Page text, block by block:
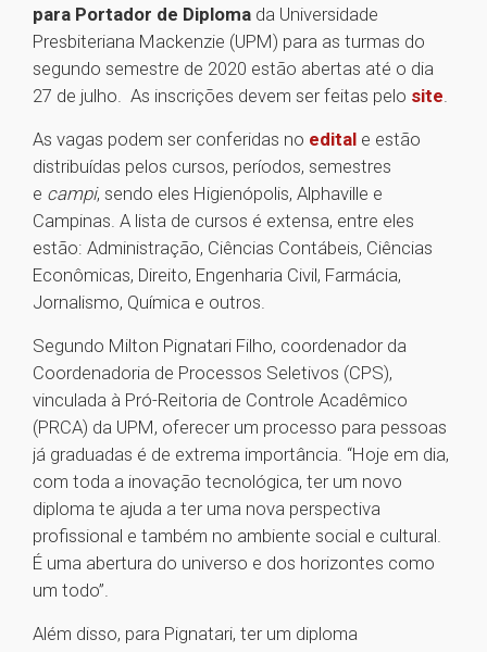
para Portador de Diploma da Universidade
Presbiteriana Mackenzie (UPM) para as turmas do
segundo semestre de 2020 estão abertas até o dia
27 de julho. As inscrições devem ser feitas pelo site.
As vagas podem ser conferidas no edital e estão
distribuídas pelos cursos, períodos, semestres
e campi, sendo eles Higienópolis, Alphaville e
Campinas. A lista de cursos é extensa, entre eles
estão: Administração, Ciências Contábeis, Ciências
Econômicas, Direito, Engenharia Civil, Farmácia,
Jornalismo, Química e outros.
Segundo Milton Pignatari Filho, coordenador da
Coordenadoria de Processos Seletivos (CPS),
vinculada à Pró-Reitoria de Controle Acadêmico
(PRCA) da UPM, oferecer um processo para pessoas
já graduadas é de extrema importância. “Hoje em dia,
com toda a inovação tecnológica, ter um novo
diploma te ajuda a ter uma nova perspectiva
profissional e também no ambiente social e cultural.
É uma abertura do universo e dos horizontes como
um todo”.
Além disso, para Pignatari, ter um diploma